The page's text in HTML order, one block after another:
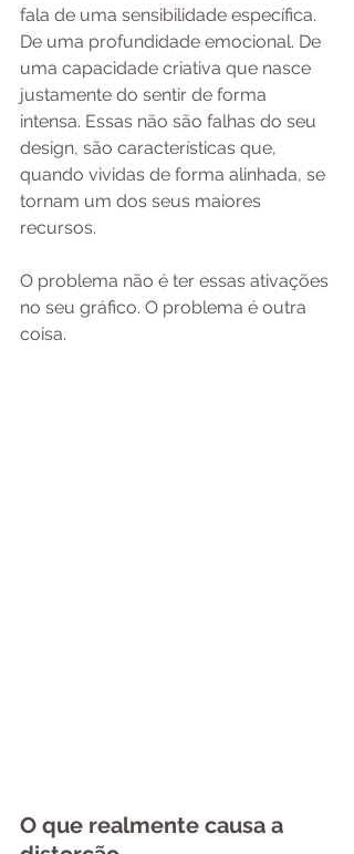
fala de uma sensibilidade específica.
De uma profundidade emocional. De
uma capacidade criativa que nasce
justamente do sentir de forma
intensa. Essas não são falhas do seu
design, são características que,
quando vividas de forma alinhada, se
tornam um dos seus maiores
recursos.
O problema não é ter essas ativações
no seu gráfico. O problema é outra
coisa.
O que realmente causa a